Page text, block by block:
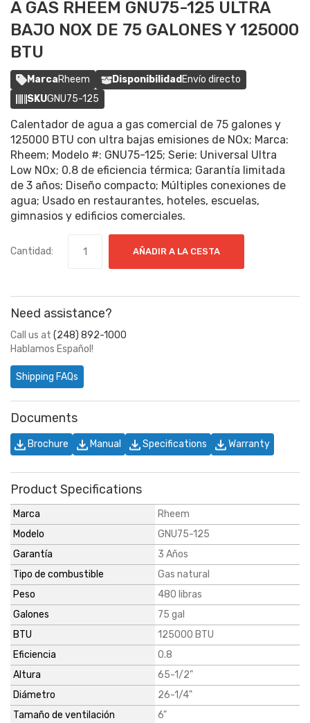
A GAS RHEEM GNU75-125 ULTRA
BAJO NOX DE 75 GALONES Y 125000
BTU
MarcaRheem DisponibilidadEnvío directo
SKUGNU75-125
Calentador de agua a gas comercial de 75 galones y
125000 BTU con ultra bajas emisiones de NOx; Marca:
Rheem; Modelo #: GNU75-125; Serie: Universal Ultra
Low NOx; 0.8 de eficiencia térmica; Garantía limitada
de 3 años; Diseño compacto; Múltiples conexiones de
agua; Usado en restaurantes, hoteles, escuelas,
gimnasios y edificios comerciales.
Cantidad: AÑADIR A LA CESTA
Need assistance?
Call us at (248) 892-1000
Hablamos Español!
Shipping FAQs
Documents
Brochure Manual Specifications Warranty
Product Specifications
Marca
Rheem
Modelo
GNU75-125
Garantía
3 Años
Tipo de combustible
Gas natural
Peso
480 libras
Galones
75 gal
BTU
125000 BTU
Eficiencia
0.8
Altura
65-1/2"
Diámetro
26-1/4"
Tamaño de ventilación
6"